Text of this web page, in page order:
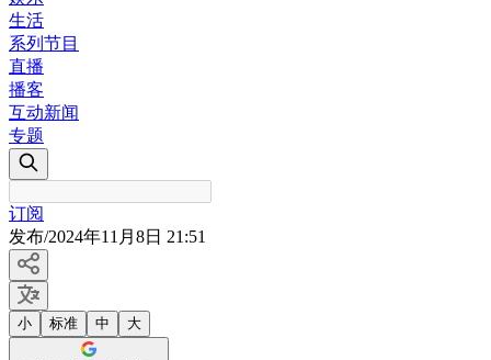
生活
系列节目
直播
播客
互动新闻
专题
订阅
发布/2024年11月8日 21:51
小 标准 中 大